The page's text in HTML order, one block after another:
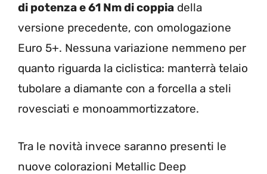
di potenza e 61 Nm di coppia della
versione precedente, con omologazione
Euro 5+. Nessuna variazione nemmeno per
quanto riguarda la ciclistica: manterrà telaio
tubolare a diamante con a forcella a steli
rovesciati e monoammortizzatore.
Tra le novità invece saranno presenti le
nuove colorazioni Metallic Deep